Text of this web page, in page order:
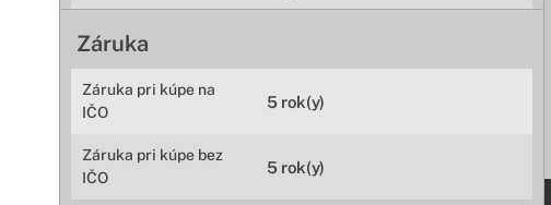
Záruka
Záruka pri kúpe na
IČO
5 rok(y)
Záruka pri kúpe bez
IČO
5 rok(y)